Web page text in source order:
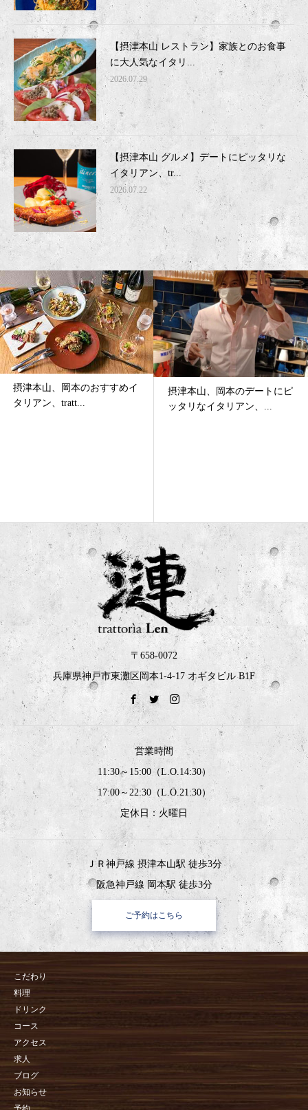
【摂津本山 レストラン】家族とのお食事
に大人気なイタリ...
2026.07.29
【摂津本山 グルメ】デートにピッタリな
イタリアン、tr...
2026.07.22
摂津本山、岡本のおすすめイ
タリアン、tratt...
摂津本山、岡本のデートにピ
ッタリなイタリアン、...
〒658-0072
兵庫県神戸市東灘区岡本1-4-17 オギタビル B1F
営業時間
11:30～15:00（L.O.14:30）
17:00～22:30（L.O.21:30）
定休日：火曜日
ＪＲ神戸線 摂津本山駅 徒歩3分
阪急神戸線 岡本駅 徒歩3分
ご予約はこちら
こだわり
料理
ドリンク
コース
アクセス
求人
ブログ
お知らせ